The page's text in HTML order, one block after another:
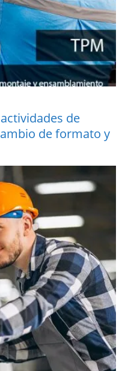
de
de formato y